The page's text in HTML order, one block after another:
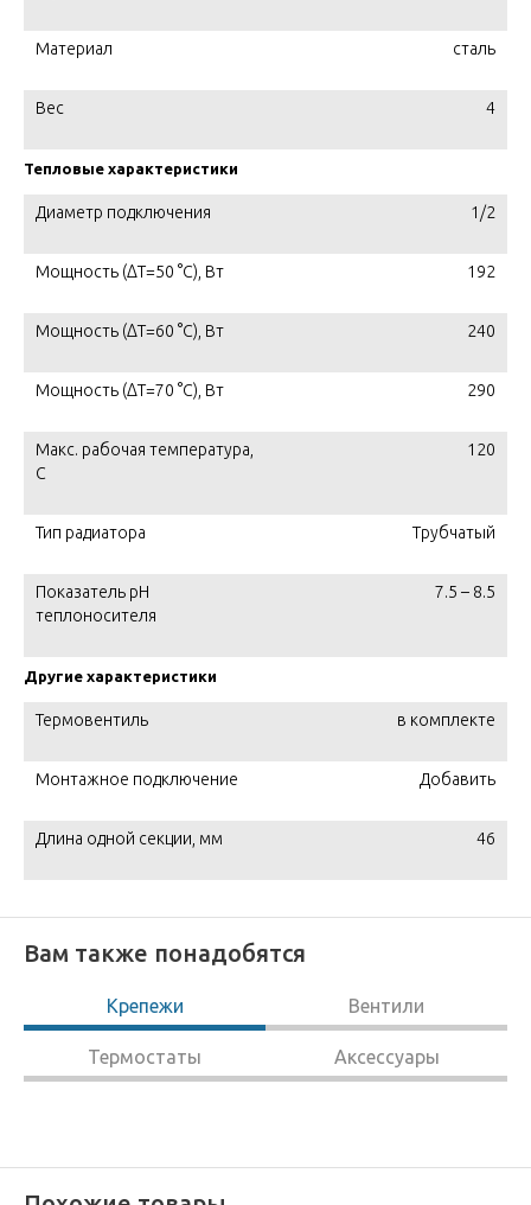
Материал сталь
Вес 4
Тепловые характеристики
Диаметр подключения 1/2
Мощность (ΔT=50 °C), Вт 192
Мощность (ΔT=60 °C), Вт 240
Мощность (ΔT=70 °C), Вт 290
Макс. рабочая температура,
C
120
Тип радиатора Трубчатый
Показатель pH
теплоносителя
7.5 – 8.5
Другие характеристики
Термовентиль в комплекте
Монтажное подключение Добавить
Длина одной секции, мм 46
Вам также понадобятся
Крепежи Вентили
Термостаты Аксессуары